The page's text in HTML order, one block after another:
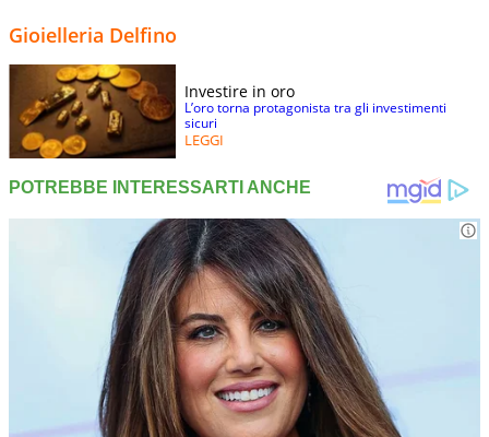
Gioielleria Delfino
Investire in oro
L’oro torna protagonista tra gli investimenti
sicuri
LEGGI